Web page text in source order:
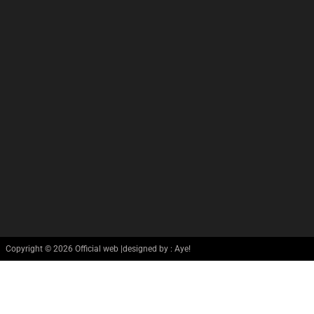
Copyright © 2026 Official web |designed by : Aye!